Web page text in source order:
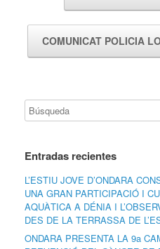
COMUNICAT POLICIA
Entradas recientes
L’ESTIU JOVE D’ONDARA
UNA GRAN PARTICIPACIÓ I
AQUÀTICA A DÉNIA I
DES DE LA TERRASSA DE
ONDARA PRESENTA LA 9a